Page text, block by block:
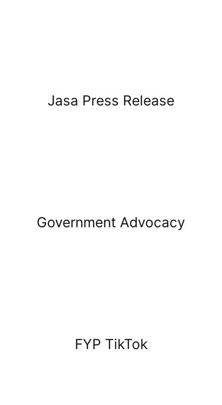
Jasa Press Release
Government Advocacy
FYP TikTok